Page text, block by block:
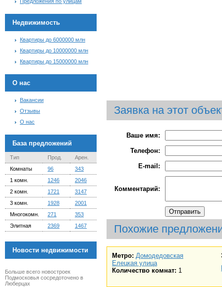
Недвижимость
Квартиры до 6000000 млн
Квартиры до 10000000 млн
Квартиры до 15000000 млн
О нас
Вакансии
Отзывы
О нас
База предложений
Тип Прод.
Арен.
Комнаты
96
343
1 комн.
1246
2046
2 комн.
1721
3147
3 комн.
1928
2001
Многокомн.
271
353
Элитная
2369 1467
Новости недвижимости
Больше всего новостроек
Подмосковья сосредоточено в
Люберцах
Заявка на этот
Ваше имя:
Телефон:
E-mail:
Комментарий:
Похожие
Метро: Домодедовская
Елецкая улица
Количество комнат: 1